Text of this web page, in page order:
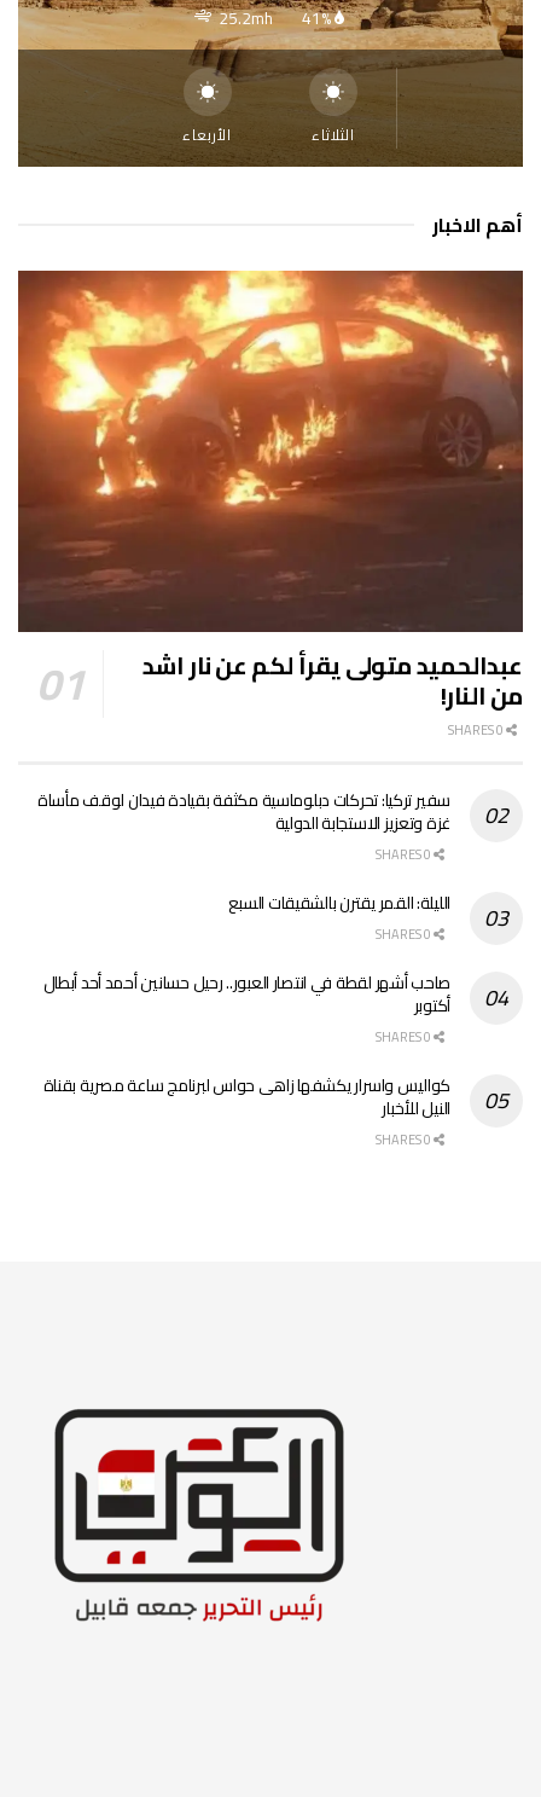
41%
25.2mh
الثلاثاء الأربعاء
أهم الاخبار
عبدالحميد متولى يقرأ لكم عن نار اشد
من النار!
سفير تركيا: تحركات دبلوماسية مكثفة بقيادة فيدان لوقف مأساة
غزة وتعزيز الاستجابة الدولية
الليلة: القمر يقترن بالشقيقات السبع
صاحب أشهر لقطة في انتصار العبور.. رحيل حسانين أحمد أحد أبطال
أكتوبر
كواليس واسرار يكشفها زاهى حواس لبرنامج ساعة مصرية بقناة
النيل للأخبار